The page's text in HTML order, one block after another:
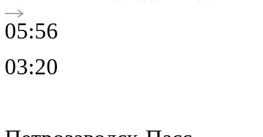
05:56
03:20